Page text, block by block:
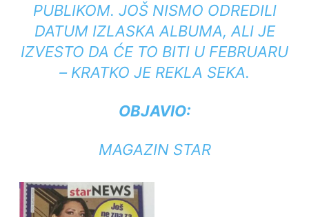
PUBLIKOM. JOŠ NISMO ODREDILI
DATUM IZLASKA ALBUMA, ALI JE
IZVESTO DA ĆE TO BITI U FEBRUARU
– KRATKO JE REKLA SEKA.
OBJAVIO:
MAGAZIN STAR